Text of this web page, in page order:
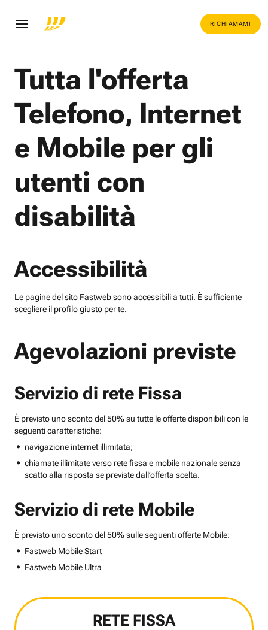
RICHIAMAMI
Tutta l'offerta
Telefono, Internet
e Mobile per gli
utenti con
disabilità
Accessibilità
Le pagine del sito Fastweb sono accessibili a tutti. È sufficiente
scegliere il profilo giusto per te.
Agevolazioni previste
Servizio di rete Fissa
È previsto uno sconto del 50% su tutte le offerte disponibili con le
seguenti caratteristiche:
navigazione internet illimitata;
chiamate illimitate verso rete fissa e mobile nazionale senza
scatto alla risposta se previste dall’offerta scelta.
Servizio di rete Mobile
È previsto uno sconto del 50% sulle seguenti offerte Mobile:
Fastweb Mobile Start
Fastweb Mobile Ultra
RETE FISSA